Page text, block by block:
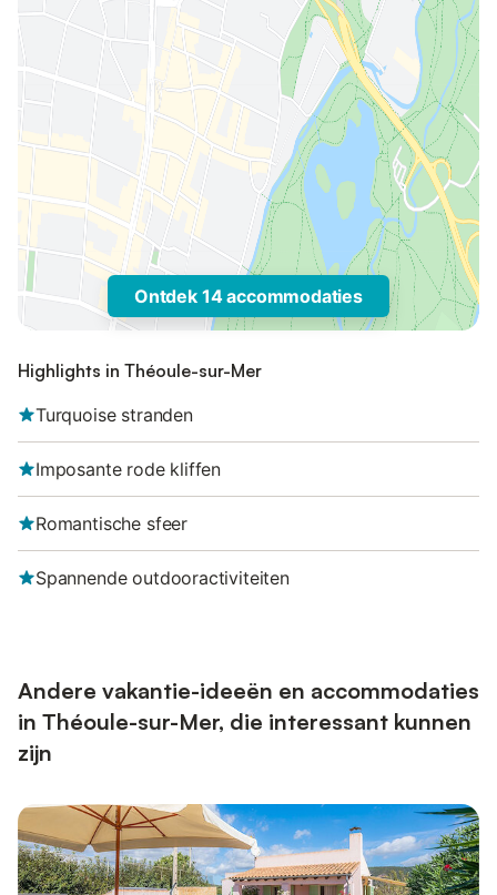
Ontdek 14 accommodaties
Highlights in Théoule-sur-Mer
Turquoise stranden
Imposante rode kliffen
Romantische sfeer
Spannende outdooractiviteiten
Andere vakantie-ideeën en accommodaties
in Théoule-sur-Mer, die interessant kunnen
zijn